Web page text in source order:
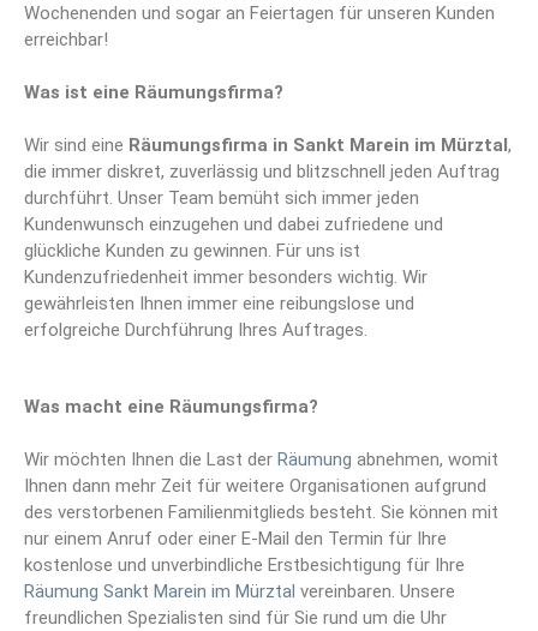
Wochenenden und sogar an Feiertagen für unseren Kunden
erreichbar!
Was ist eine Räumungsfirma?
Wir sind eine Räumungsfirma in Sankt Marein im Mürztal,
die immer diskret, zuverlässig und blitzschnell jeden Auftrag
durchführt. Unser Team bemüht sich immer jeden
Kundenwunsch einzugehen und dabei zufriedene und
glückliche Kunden zu gewinnen. Für uns ist
Kundenzufriedenheit immer besonders wichtig. Wir
gewährleisten Ihnen immer eine reibungslose und
erfolgreiche Durchführung Ihres Auftrages.
Was macht eine Räumungsfirma?
Wir möchten Ihnen die Last der Räumung abnehmen, womit
Ihnen dann mehr Zeit für weitere Organisationen aufgrund
des verstorbenen Familienmitglieds besteht. Sie können mit
nur einem Anruf oder einer E-Mail den Termin für Ihre
kostenlose und unverbindliche Erstbesichtigung für Ihre
Räumung Sankt Marein im Mürztal vereinbaren. Unsere
freundlichen Spezialisten sind für Sie rund um die Uhr